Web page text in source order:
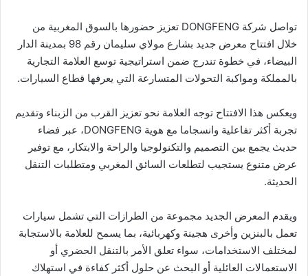
تواصل شركة DONGFENG تعزيز حضورها بالسوق المغربية من
خلال افتتاح معرض جديد بشارع مولاي سليمان رقم 98 بمدينة الدار
البيضاء، في خطوة تندرج ضمن استراتيجية توسع العلامة التجارية
بالمملكة ومواكبة التحولات المتسارعة التي يعرفها قطاع السيارات.
ويعكس هذا الافتتاح توجه العلامة نحو تعزيز القرب من الزبناء وتقديم
تجربة أكثر تفاعلية وانسجاما مع هوية DONGFENG، عبر فضاء
حديث يجمع بين التصميم والتكنولوجيا والراحة والابتكار، مع توفير
عرض متنوع يستجيب لتطلعات السائق المغربي ومتطلبات التنقل
الحديثة.
ويقدم المعرض الجديد مجموعة من الطرازات التي تشمل سيارات
تعمل بالبنزين وأخرى هجينة وكهربائية، بما يسمح للعلامة بالاستجابة
لمختلف الاستخدامات، سواء تعلق الأمر بالتنقل الحضري أو
الاستعمالات العائلية أو البحث عن حلول أكثر كفاءة في استهلاك